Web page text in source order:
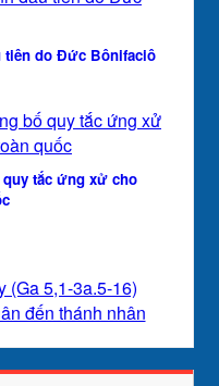
tiên do Đức Bônifaciô
tắc ứng xử cho
(Ga 5,1-3a.5-16)
đến thánh nhân